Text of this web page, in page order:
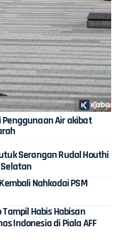
Penggunaan Air akibat
Serangan Rudal Houthi
Nahkodai PSM
Tampil Habis Habisan
Indonesia di Piala AFF